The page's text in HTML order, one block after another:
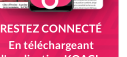
RESTEZ CONNECTÉ
En téléchargeant